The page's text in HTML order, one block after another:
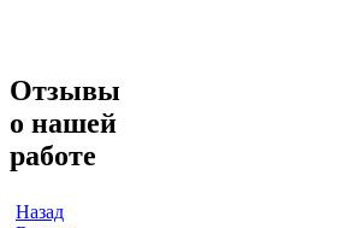
Отзывы
о нашей
работе
Назад